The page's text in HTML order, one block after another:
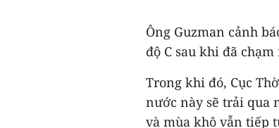
Ông Guzman cảnh
độ C sau khi đã chạm
Trong khi đó, Cục
nước này sẽ trải qua
và mùa khô vẫn tiếp